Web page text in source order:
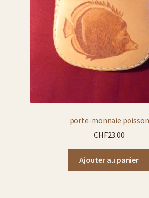
porte-monnaie poisson
CHF23.00
Ajouter au panier